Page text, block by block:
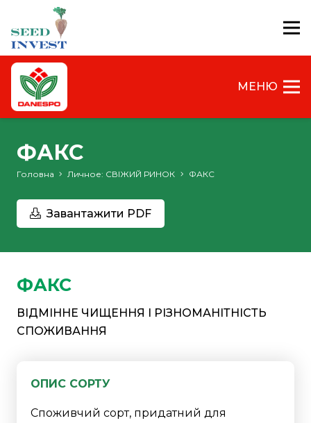
МЕНЮ
ФАКС
Головна Личное: СВІЖИЙ РИНОК ФАКС
Завантажити PDF
ФАКС
ВІДМІННЕ ЧИЩЕННЯ І РІЗНОМАНІТНІСТЬ
СПОЖИВАННЯ
ОПИС СОРТУ
Споживчий сорт, придатний для